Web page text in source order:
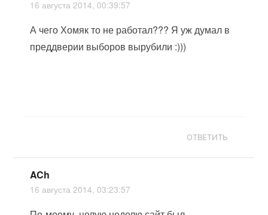
16 августа 2014, 00:39:57
А чего Хомяк то не работал??? Я уж думал в
преддверии выборов вырубили :)))
ОТВЕТИТЬ
ACh
16 августа 2014, 03:23:57